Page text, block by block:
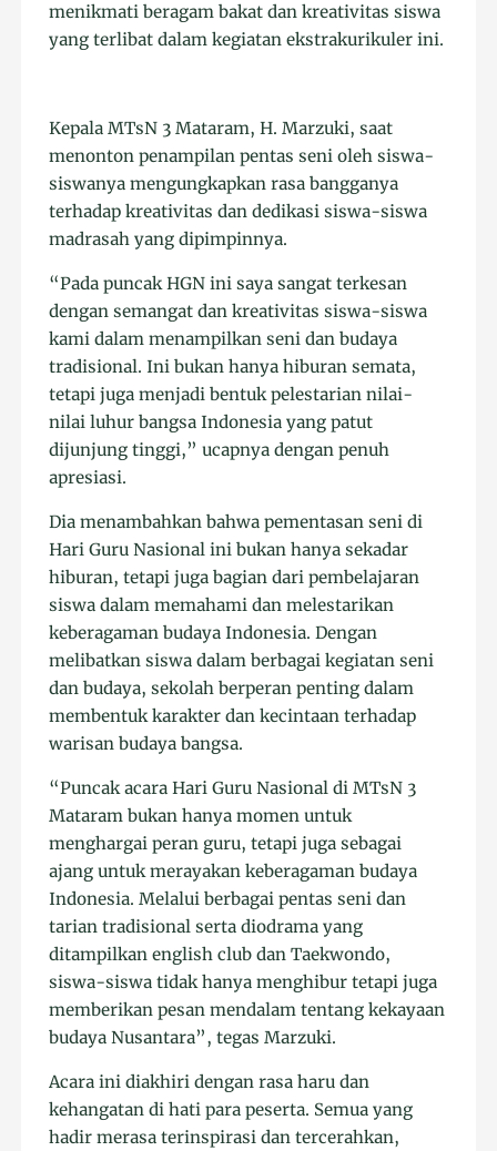
menikmati beragam bakat dan kreativitas siswa
yang terlibat dalam kegiatan ekstrakurikuler ini.
Kepala MTsN 3 Mataram, H. Marzuki, saat
menonton penampilan pentas seni oleh siswa-
siswanya mengungkapkan rasa bangganya
terhadap kreativitas dan dedikasi siswa-siswa
madrasah yang dipimpinnya.
“Pada puncak HGN ini saya sangat terkesan
dengan semangat dan kreativitas siswa-siswa
kami dalam menampilkan seni dan budaya
tradisional. Ini bukan hanya hiburan semata,
tetapi juga menjadi bentuk pelestarian nilai-
nilai luhur bangsa Indonesia yang patut
dijunjung tinggi,” ucapnya dengan penuh
apresiasi.
Dia menambahkan bahwa pementasan seni di
Hari Guru Nasional ini bukan hanya sekadar
hiburan, tetapi juga bagian dari pembelajaran
siswa dalam memahami dan melestarikan
keberagaman budaya Indonesia. Dengan
melibatkan siswa dalam berbagai kegiatan seni
dan budaya, sekolah berperan penting dalam
membentuk karakter dan kecintaan terhadap
warisan budaya bangsa.
“Puncak acara Hari Guru Nasional di MTsN 3
Mataram bukan hanya momen untuk
menghargai peran guru, tetapi juga sebagai
ajang untuk merayakan keberagaman budaya
Indonesia. Melalui berbagai pentas seni dan
tarian tradisional serta diodrama yang
ditampilkan english club dan Taekwondo,
siswa-siswa tidak hanya menghibur tetapi juga
memberikan pesan mendalam tentang kekayaan
budaya Nusantara”, tegas Marzuki.
Acara ini diakhiri dengan rasa haru dan
kehangatan di hati para peserta. Semua yang
hadir merasa terinspirasi dan tercerahkan,